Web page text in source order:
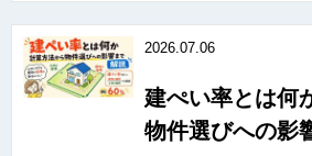
2026.07.06
建ぺい率とは何
物件選びへの影